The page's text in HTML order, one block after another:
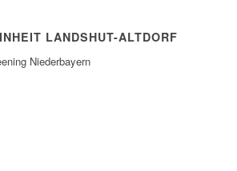
LANDSHUT-ALTDORF
Niederbayern